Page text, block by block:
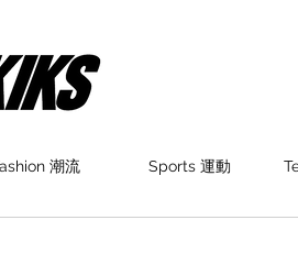
潮流 Sports 運動